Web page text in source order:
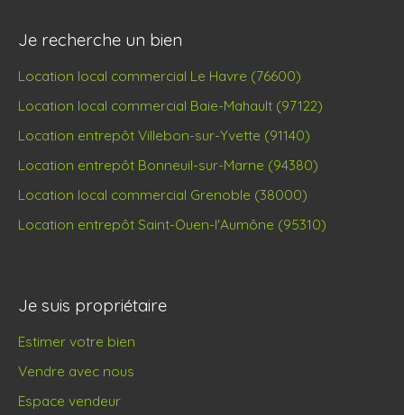
Je recherche un bien
Location local commercial Le Havre (76600)
Location local commercial Baie-Mahault (97122)
Location entrepôt Villebon-sur-Yvette (91140)
Location entrepôt Bonneuil-sur-Marne (94380)
Location local commercial Grenoble (38000)
Location entrepôt Saint-Ouen-l'Aumône (95310)
Je suis propriétaire
Estimer votre bien
Vendre avec nous
Espace vendeur